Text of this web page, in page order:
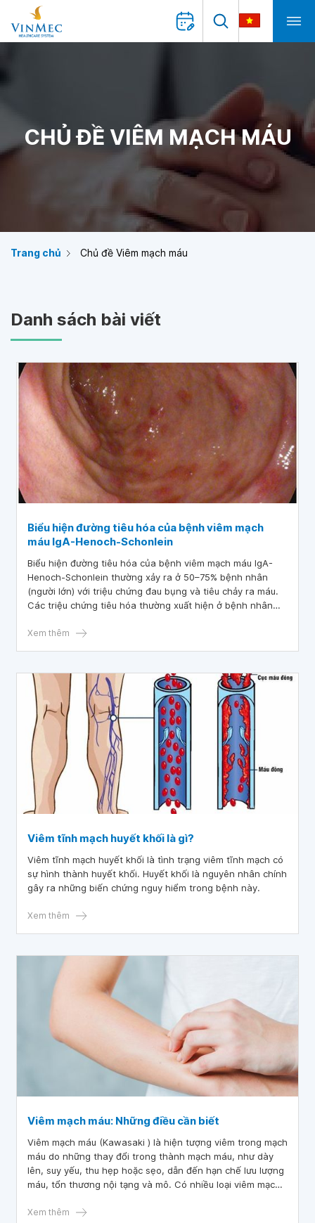
CHỦ ĐỀ VIÊM MẠCH MÁU
Trang chủ Chủ đề Viêm mạch máu
Danh sách bài viết
Biểu hiện đường tiêu hóa của bệnh viêm mạch
máu IgA-Henoch-Schonlein
Biểu hiện đường tiêu hóa của bệnh viêm mạch máu IgA-
Henoch-Schonlein thường xảy ra ở 50–75% bệnh nhân
(người lớn) với triệu chứng đau bụng và tiêu chảy ra máu.
Các triệu chứng tiêu hóa thường xuất hiện ở bệnh nhân
nghiêm trọng hơn và thường không điển hình. Các triệu
bụng.
Xem thêm
Viêm tĩnh mạch huyết khối là gì?
Viêm tĩnh mạch huyết khối là tình trạng viêm tĩnh mạch có
sự hình thành huyết khối. Huyết khối là nguyên nhân chính
gây ra những biến chứng nguy hiểm trong bệnh này.
Xem thêm
Viêm mạch máu: Những điều cần biết
Viêm mạch máu (Kawasaki ) là hiện tượng viêm trong mạch
máu do những thay đổi trong thành mạch máu, như dày
lên, suy yếu, thu hẹp hoặc sẹo, dẫn đến hạn chế lưu lượng
máu, tổn thương nội tạng và mô. Có nhiều loại viêm mạch
có thể cấp tính hoặc mãn tính, do đó tùy thuộc vào loại
Xem thêm